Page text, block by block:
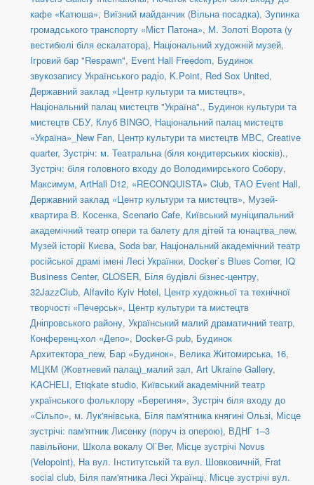
кафе «Катюша», Виїзний майданчик (Вільна посадка), Зупинка
громадського транспорту «Міст Патона», М. Золоті Ворота (у
вестибюлі біля ескалатора), Національний художній музей,
Ігровий бар "Respawn", Event Hall Freedom, Будинок
звукозапису Українського радіо, K.Point, Red Sox United,
Державний заклад «Центр культури та мистецтв»,
Національний палац мистецтв "Україна"., Будинок культури та
мистецтв СБУ, Клуб BINGO, Національний палац мистецтв
«Україна»_New Fan, Центр культури та мистецтв МВС, Creative
quarter, Зустріч: м. Театральна (біля кондитерських кіосків).,
Зустріч: біля головного входу до Володимирського Собору,
Максимум, ArtHall D12, «RECONQUISTA» Club, ТАО Event Hall,
Державний заклад «Центр культури та мистецтв», Музей-
квартира В. Косенка, Scenario Cafe, Київський муніципальний
академічний театр опери та балету для дітей та юнацтва_new,
Музей історії Києва, Soda bar, Національний академічний театр
російської драмі імені Лесі Українки, Docker`s Blues Corner, IQ
Business Center, CLOSER, Біля будівлі бізнес-центру,
32JazzClub, Alfavito Kyiv Hotel, Центр художньої та технічної
творчості «Печерськ», Центр культури та мистецтв
Дніпровського району, Український малий драматичний театр,
Конференц-хол «Депо», Docker-G pub, Будинок
Архитектора_new, Бар «Будинок», Велика Житомирська, 16,
МЦКМ (Жовтневий палац)_малий зал, Art Ukraine Gallery,
KACHELI, Etiqkate studio, Київський академічний театр
українського фольклору «Берегиня», Зустріч біля входу до
«Сільпо», м. Лук'янівська, Біля пам'ятника княгині Ользі, Місце
зустрічі: пам'ятник Лисенку (поруч із оперою), ВДНГ 1–3
павільйони, Школа вокалу Ol`Ber, Місце зустрічі Novus
(Velopoint), На вул. Інститутській та вул. Шовковичній, Frat
social сlub, Біля пам'ятника Лесі Українці, Місце зустрічі вул.